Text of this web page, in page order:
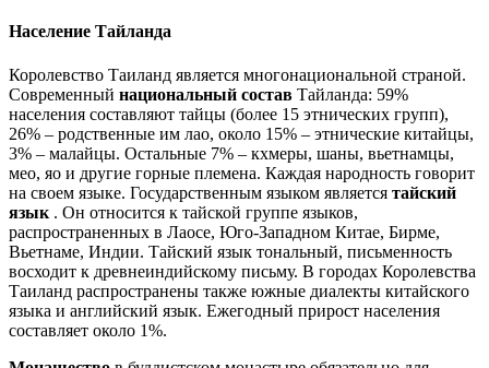
Население Тайланда
Королевство Таиланд является многонациональной страной.
Современный национальный состав Тайланда: 59%
населения составляют тайцы (более 15 этнических групп),
26% – родственные им лао, около 15% – этнические китайцы,
3% – малайцы. Остальные 7% – кхмеры, шаны, вьетнамцы,
мео, яо и другие горные племена. Каждая народность говорит
на своем языке. Государственным языком является тайский
язык . Он относится к тайской группе языков,
распространенных в Лаосе, Юго-Западном Китае, Бирме,
Вьетнаме, Индии. Тайский язык тональный, письменность
восходит к древнеиндийскому письму. В городах Королевства
Таиланд распространены также южные диалекты китайского
языка и английский язык. Ежегодный прирост населения
составляет около 1%.